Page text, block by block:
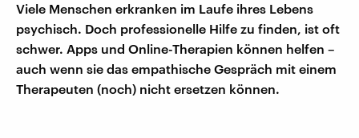
Viele Menschen erkranken im Laufe ihres Lebens
psychisch. Doch professionelle Hilfe zu finden, ist oft
schwer. Apps und Online-Therapien können helfen –
auch wenn sie das empathische Gespräch mit einem
Therapeuten (noch) nicht ersetzen können.